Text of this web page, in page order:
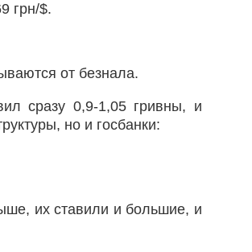
грн/$.
от безнала.
сразу 0,9-1,05 гривны, и
но и госбанки:
их ставили и большие, и